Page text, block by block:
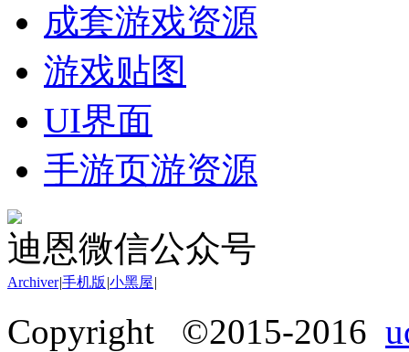
成套游戏资源
游戏贴图
UI界面
手游页游资源
迪恩微信公众号
Archiver|手机版 |小黑屋|
Copyright ©2015-2016